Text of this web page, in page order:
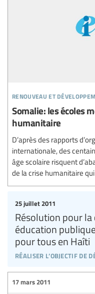
renouveau et
Somalie: les écoles
humanitaire
D’après des rapports
internationale, des
âge scolaire risquent
de la crise humanitaire
réaliser l’objectif de
25 juillet 2011
Résolution pour
éducation
pour tous en Haîti
17 mars 2011